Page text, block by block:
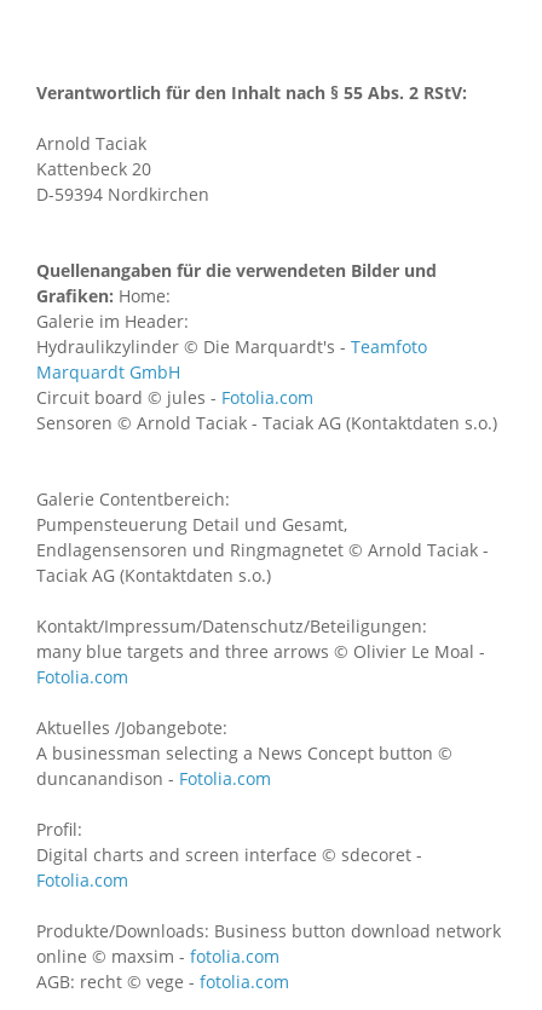
Verantwortlich für den Inhalt nach § 55 Abs. 2 RStV:
Arnold Taciak
Kattenbeck 20
D-59394 Nordkirchen
Quellenangaben für die verwendeten Bilder und
Grafiken: Home:
Galerie im Header:
Hydraulikzylinder © Die Marquardt's - Teamfoto
Marquardt GmbH
Circuit board © jules - Fotolia.com
Sensoren © Arnold Taciak - Taciak AG (Kontaktdaten s.o.)
Galerie Contentbereich:
Pumpensteuerung Detail und Gesamt,
Endlagensensoren und Ringmagnetet © Arnold Taciak -
Taciak AG (Kontaktdaten s.o.)
Kontakt/Impressum/Datenschutz/Beteiligungen:
many blue targets and three arrows © Olivier Le Moal -
Fotolia.com
Aktuelles /Jobangebote:
A businessman selecting a News Concept button ©
duncanandison - Fotolia.com
Profil:
Digital charts and screen interface © sdecoret -
Fotolia.com
Produkte/Downloads: Business button download network
online © maxsim - fotolia.com
AGB: recht © vege - fotolia.com